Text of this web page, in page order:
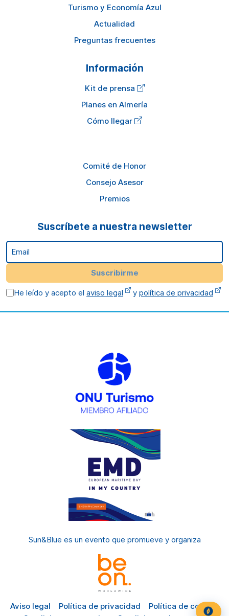
Turismo y Economía Azul
Actualidad
Preguntas frecuentes
Información
Kit de prensa
Planes en Almería
Cómo llegar
Comité de Honor
Consejo Asesor
Premios
Suscríbete a nuestra newsletter
Email
Suscribirme
He leído y acepto elaviso legal ypolítica de privacidad
Sun&Blue es un evento que promueve y organiza
Aviso legal Política de privacidad
Política de cookies